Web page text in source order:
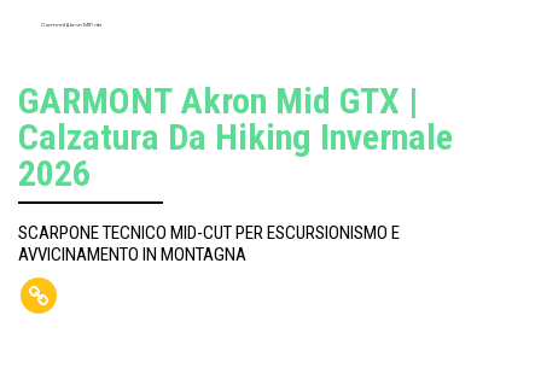
Garmont Akron MID gtx
GARMONT Akron Mid GTX |
Calzatura Da Hiking Invernale
2026
SCARPONE TECNICO MID-CUT PER ESCURSIONISMO E
AVVICINAMENTO IN MONTAGNA